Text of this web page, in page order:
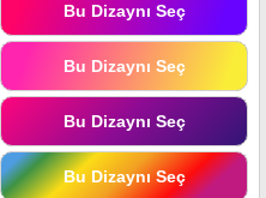
Bu Dizaynı Seç
Bu Dizaynı Seç
Bu Dizaynı Seç
Bu Dizaynı Seç